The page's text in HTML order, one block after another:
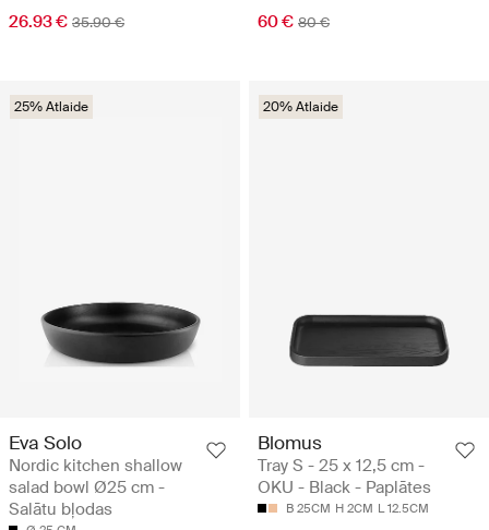
26.93 € 35.90 € 60 € 80 €
25% Atlaide
Eva Solo
Nordic kitchen shallow
salad bowl Ø25 cm -
Salātu bļodas
20% Atlaide
Blomus
Tray S - 25 x 12,5 cm -
OKU - Black - Paplātes
B 25CM H 2CM L 12.5CM